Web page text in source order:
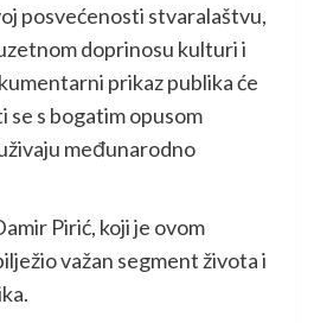
posvećenosti stvaralaštvu,
doprinosu kulturi i
prikaz publika će
se s bogatim opusom
međunarodno
Pirić, koji je ovom
važan segment života i